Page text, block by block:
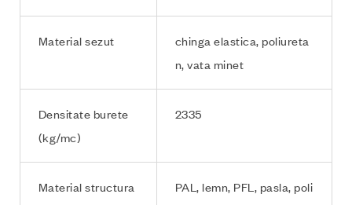
Material sezut
chinga elastica, poliureta
n, vata minet
Densitate burete
(kg/mc)
2335
Material structura
PAL, lemn, PFL, pasla, poli